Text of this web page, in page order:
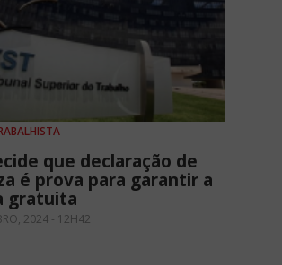
que declaração de
é prova para garantir a
gratuita
2024 - 12H42